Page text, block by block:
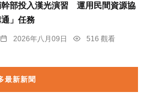
幹部投入漢光演習 運用民間資源協
」任務
2026年八月09日
516 觀看
最新新聞